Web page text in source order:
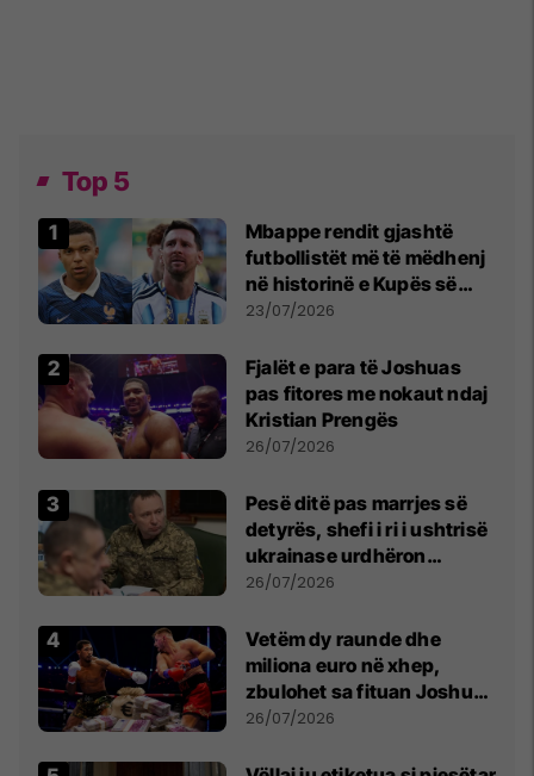
Top 5
Mbappe rendit gjashtë
futbollistët më të mëdhenj
në historinë e Kupës së
Botës, Messi mbetet i dyti
23/07/2026
Fjalët e para të Joshuas
pas fitores me nokaut ndaj
Kristian Prengës
26/07/2026
Pesë ditë pas marrjes së
detyrës, shefi i ri i ushtrisë
ukrainase urdhëron
kontroll të madh
26/07/2026
Vetëm dy raunde dhe
miliona euro në xhep,
zbulohet sa fituan Joshua
e Prenga
26/07/2026